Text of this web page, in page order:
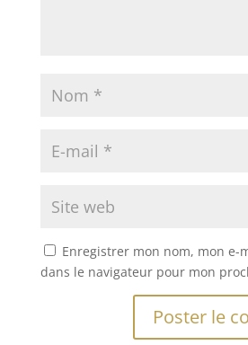
Enregistrer mon nom, mon e-
dans le navigateur pour mon